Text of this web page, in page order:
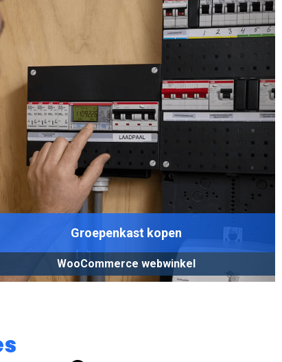
Groepenkast kopen
WooCommerce webwinkel